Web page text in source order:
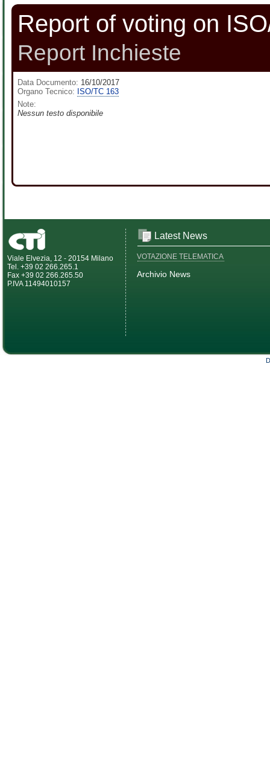
Report of voting on
Report Inchieste
Data Documento: 16/10/2017
Organo Tecnico: ISO/TC 163
Note:
Nessun testo disponibile
Viale Elvezia, 12 - 20154 Milano
Tel. +39 02 266.265.1
Fax +39 02 266.265.50
P.IVA 11494010157
Latest News
VOTAZIONE TELEMATICA
Archivio News